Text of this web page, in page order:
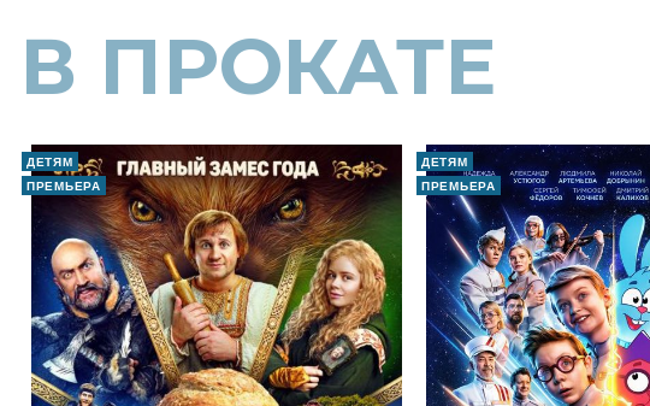
В ПРОКАТЕ
ДЕТЯМ
ПРЕМЬЕРА
ДЕТЯМ
ПРЕМЬЕРА